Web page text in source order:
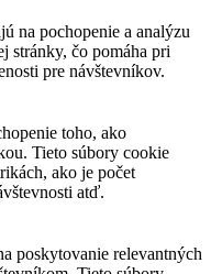
na pochopenie a analýzu
čo pomáha pri
pre návštevníkov.
toho, ako
Tieto súbory cookie
ako je počet
atď.
poskytovanie relevantných